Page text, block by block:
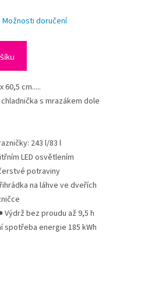
Možnosti doručení
60,5 cm.....
s mrazákem dole
243 l/83 l
LED osvětlením
potraviny
na láhve ve dveřích
Výdrž bez proudu až 9,5 h
spotřeba energie 185 kWh